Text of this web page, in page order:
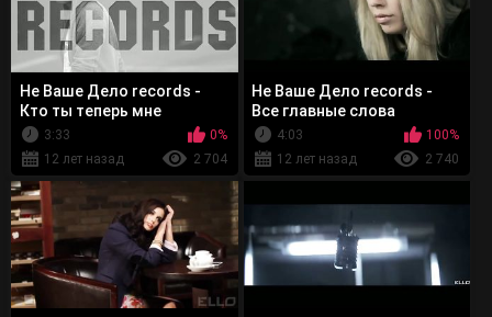
Не Ваше Дело records -
Кто ты теперь мне
(Премьера песни)
3:33
0%
12 лет назад
2 704
Не Ваше Дело records -
Все главные слова
4:03
100%
12 лет назад
2 740